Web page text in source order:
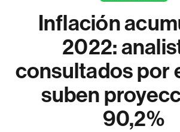
Inflación
2022:
consultados por
suben
90,2%